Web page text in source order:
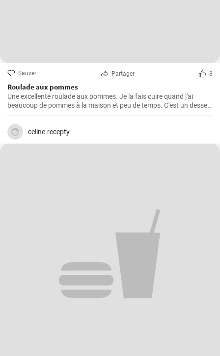
Sauver Partager 3
Roulade aux pommes
Une excellente roulade aux pommes. Je la fais cuire quand j'ai
beaucoup de pommes à la maison et peu de temps. C'est un dessert
rapide et facile qui plait toujours.
celine.recepty